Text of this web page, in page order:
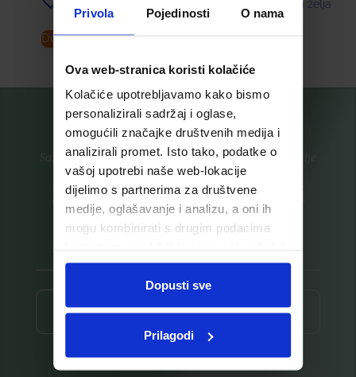
Privola Pojedinosti O nama
Ova web-stranica koristi kolačiće
Kolačiće upotrebljavamo kako bismo
personalizirali sadržaj i oglase,
omogućili značajke društvenih medija i
analizirali promet. Isto tako, podatke o
vašoj upotrebi naše web-lokacije
dijelimo s partnerima za društvene
medije, oglašavanje i analizu, a oni ih
mogu kombinirati s drugim podacima
ste upotrebljavali njihove usluge.
Dopusti sve
Prilagodi
Dodaj u košaricu
Dodaj u listu želja
Saznajte prvi za nove proizvode i ekskluzivne promocije
Prijavite se na listu za novosti
Prijava ⟶